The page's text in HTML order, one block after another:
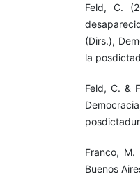
Feld, C.
(Dirs.),
la
Feld, C. &
Franco,
Buenos